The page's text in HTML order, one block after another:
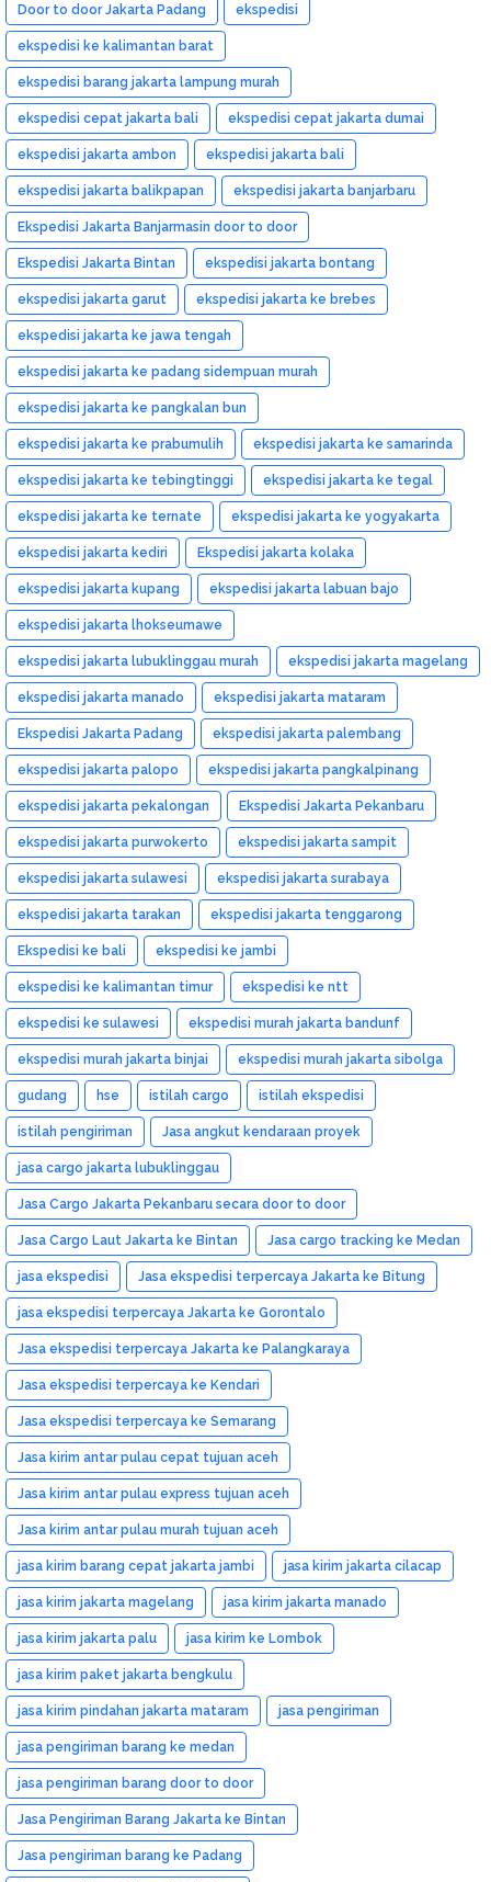
Door to door Jakarta Padang ekspedisi
ekspedisi ke kalimantan barat
ekspedisi barang jakarta lampung murah
ekspedisi cepat jakarta bali ekspedisi cepat jakarta dumai
ekspedisi jakarta ambon ekspedisi jakarta bali
ekspedisi jakarta balikpapan ekspedisi jakarta banjarbaru
Ekspedisi Jakarta Banjarmasin door to door
Ekspedisi Jakarta Bintan ekspedisi jakarta bontang
ekspedisi jakarta garut ekspedisi jakarta ke brebes
ekspedisi jakarta ke jawa tengah
ekspedisi jakarta ke padang sidempuan murah
ekspedisi jakarta ke pangkalan bun
ekspedisi jakarta ke prabumulih ekspedisi jakarta ke samarinda
ekspedisi jakarta ke tebingtinggi ekspedisi jakarta ke tegal
ekspedisi jakarta ke ternate ekspedisi jakarta ke yogyakarta
ekspedisi jakarta kediri Ekspedisi jakarta kolaka
ekspedisi jakarta kupang ekspedisi jakarta labuan bajo
ekspedisi jakarta lhokseumawe
ekspedisi jakarta lubuklinggau murah ekspedisi jakarta magelang
ekspedisi jakarta manado ekspedisi jakarta mataram
Ekspedisi Jakarta Padang ekspedisi jakarta palembang
ekspedisi jakarta palopo ekspedisi jakarta pangkalpinang
ekspedisi jakarta pekalongan Ekspedisi Jakarta Pekanbaru
ekspedisi jakarta purwokerto ekspedisi jakarta sampit
ekspedisi jakarta sulawesi ekspedisi jakarta surabaya
ekspedisi jakarta tarakan ekspedisi jakarta tenggarong
Ekspedisi ke bali ekspedisi ke jambi
ekspedisi ke kalimantan timur ekspedisi ke ntt
ekspedisi ke sulawesi ekspedisi murah jakarta bandunf
ekspedisi murah jakarta binjai ekspedisi murah jakarta sibolga
gudang hse istilah cargo istilah ekspedisi
istilah pengiriman Jasa angkut kendaraan proyek
jasa cargo jakarta lubuklinggau
Jasa Cargo Jakarta Pekanbaru secara door to door
Jasa Cargo Laut Jakarta ke Bintan Jasa cargo tracking ke Medan
jasa ekspedisi Jasa ekspedisi terpercaya Jakarta ke Bitung
jasa ekspedisi terpercaya Jakarta ke Gorontalo
Jasa ekspedisi terpercaya Jakarta ke Palangkaraya
Jasa ekspedisi terpercaya ke Kendari
Jasa ekspedisi terpercaya ke Semarang
Jasa kirim antar pulau cepat tujuan aceh
Jasa kirim antar pulau express tujuan aceh
Jasa kirim antar pulau murah tujuan aceh
jasa kirim barang cepat jakarta jambi jasa kirim jakarta cilacap
jasa kirim jakarta magelang jasa kirim jakarta manado
jasa kirim jakarta palu jasa kirim ke Lombok
jasa kirim paket jakarta bengkulu
jasa kirim pindahan jakarta mataram jasa pengiriman
jasa pengiriman barang ke medan
jasa pengiriman barang door to door
Jasa Pengiriman Barang Jakarta ke Bintan
Jasa pengiriman barang ke Padang